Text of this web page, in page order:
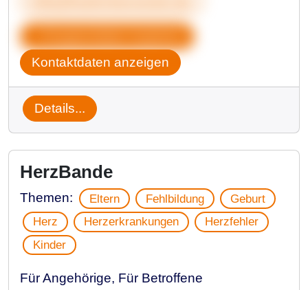
Kontaktdaten anzeigen
Details...
HerzBande
Themen: Eltern Fehlbildung
Geburt
Herz
Herzerkrankungen
Herzfehler
Kinder
Für Angehörige, Für Betroffene